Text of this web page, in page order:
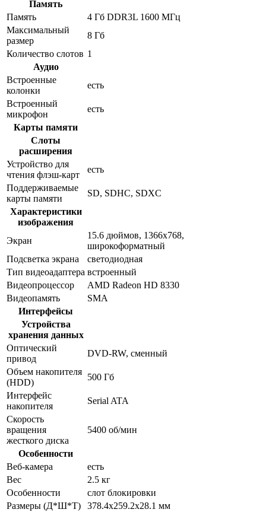
Память
Память
4 Гб DDR3L 1600 МГц
Максимальный
размер
8 Гб
Количество слотов 1
Аудио
Встроенные
колонки
есть
Встроенный
микрофон
есть
Карты памяти
Слоты
расширения
Устройство для
чтения флэш-карт
есть
Поддерживаемые
карты памяти
SD, SDHC, SDXC
Характеристики
изображения
Экран
15.6 дюймов, 1366x768,
широкоформатный
Подсветка экрана
светодиодная
Тип видеоадаптера встроенный
Видеопроцессор
AMD Radeon HD 8330
Видеопамять
SMA
Интерфейсы
Устройства
хранения данных
Оптический
привод
DVD-RW, сменный
Объем накопителя
(HDD)
500 Гб
Интерфейс
накопителя
Serial ATA
Скорость
вращения
жесткого диска
5400 об/мин
Особенности
Веб-камера
есть
Вес
2.5 кг
Особенности
слот блокировки
Размеры (Д*Ш*Т)
378.4x259.2x28.1 мм